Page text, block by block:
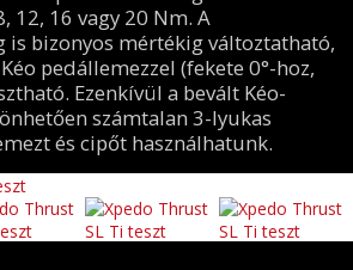
12, 16 vagy 20 Nm. A
is bizonyos mértékig változtatható,
pedállemezzel (fekete 0°-hoz,
Ezenkívül a bevált Kéo-
számtalan 3-lyukas
és cipőt használhatunk.